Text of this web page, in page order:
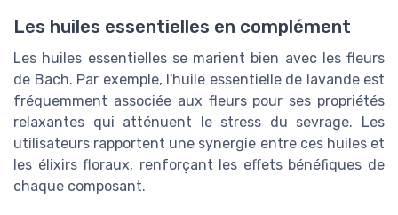
Les huiles essentielles en complément
Les huiles essentielles se marient bien avec les fleurs
de Bach. Par exemple, l'huile essentielle de lavande est
fréquemment associée aux fleurs pour ses propriétés
relaxantes qui atténuent le stress du sevrage. Les
utilisateurs rapportent une synergie entre ces huiles et
les élixirs floraux, renforçant les effets bénéfiques de
chaque composant.